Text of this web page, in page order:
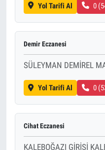
Yol Tarifi Al 0
Demir Eczanesi
SÜLEYMAN DEMİREL
Yol Tarifi Al 0
Cihat Eczanesi
KALEBOĞAZI GİRİŞİ